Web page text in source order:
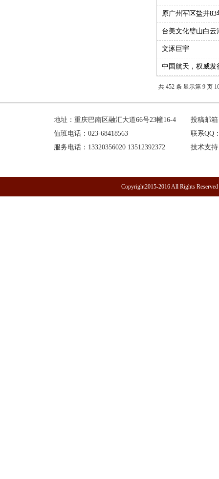
原广州军区盐井
台美文化璧山白
文涿巨宇
中国航天，权威发
共 452 条 显示第 9 页
地址：重庆巴南区融汇大道66号23幢16-4
值班电话：023-68418563
服务电话：13320356020 13512392372
投稿邮箱
联系QQ
技术支
Copyright2015-2016 All Rights